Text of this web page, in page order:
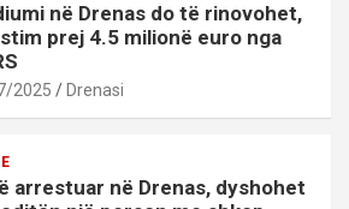
në Drenas do të rinovohet,
prej 4.5 milionë euro nga
2025 Drenasi
arrestuar në Drenas, dyshohet